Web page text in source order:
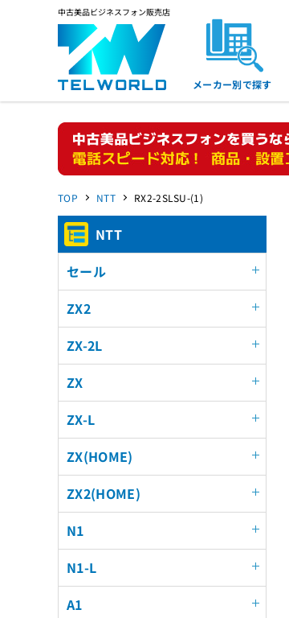
中古美品ビジネスフォン販売店
メーカー別で探す
TOP NTT RX2-2SLSU-(1)
NTT
セール
ZX2
ZX-2L
ZX
ZX-L
ZX(HOME)
ZX2(HOME)
N1
N1-L
A1